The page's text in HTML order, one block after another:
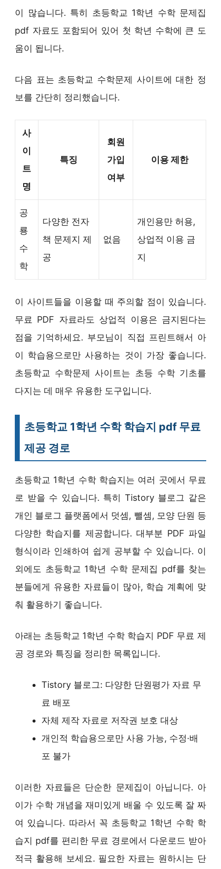
이 많습니다. 특히 초등학교 1학년 수학 문제집
pdf 자료도 포함되어 있어 첫 학년 수학에 큰 도
움이 됩니다.
다음 표는 초등학교 수학문제 사이트에 대한 정
보를 간단히 정리했습니다.
사
이
트
명
특징
회원
가입
여부
이용 제한
공
룡
수
학
다양한 전자
책 문제지 제
공
없음
개인용만 허용,
상업적 이용 금
지
이 사이트들을 이용할 때 주의할 점이 있습니다.
무료 PDF 자료라도 상업적 이용은 금지된다는
점을 기억하세요. 부모님이 직접 프린트해서 아
이 학습용으로만 사용하는 것이 가장 좋습니다.
초등학교 수학문제 사이트는 초등 수학 기초를
다지는 데 매우 유용한 도구입니다.
초등학교 1학년 수학 학습지 pdf 무료
제공 경로
초등학교 1학년 수학 학습지는 여러 곳에서 무료
로 받을 수 있습니다. 특히 Tistory 블로그 같은
개인 블로그 플랫폼에서 덧셈, 뺄셈, 모양 단원 등
다양한 학습지를 제공합니다. 대부분 PDF 파일
형식이라 인쇄하여 쉽게 공부할 수 있습니다. 이
외에도 초등학교 1학년 수학 문제집 pdf를 찾는
분들에게 유용한 자료들이 많아, 학습 계획에 맞
춰 활용하기 좋습니다.
아래는 초등학교 1학년 수학 학습지 PDF 무료 제
공 경로와 특징을 정리한 목록입니다.
Tistory 블로그: 다양한 단원평가 자료 무
료 배포
자체 제작 자료로 저작권 보호 대상
개인적 학습용으로만 사용 가능, 수정·배
포 불가
이러한 자료들은 단순한 문제집이 아닙니다. 아
이가 수학 개념을 재미있게 배울 수 있도록 잘 짜
여 있습니다. 따라서 꼭 초등학교 1학년 수학 학
습지 pdf를 편리한 무료 경로에서 다운로드 받아
적극 활용해 보세요. 필요한 자료는 원하시는 단